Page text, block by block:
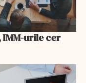
urile cer